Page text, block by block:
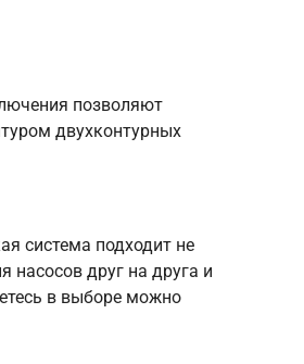
позволяют
двухконтурных
система подходит не
насосов друг на друга и
в выборе можно